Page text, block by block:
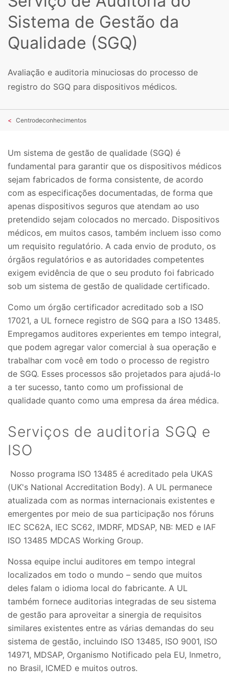
Sistema de Gestão da
Qualidade (SGQ)
Avaliação e auditoria minuciosas do processo de
registro do SGQ para dispositivos médicos.
Centrodeconhecimentos
Um sistema de gestão de qualidade (SGQ) é
fundamental para garantir que os dispositivos médicos
sejam fabricados de forma consistente, de acordo
com as especificações documentadas, de forma que
apenas dispositivos seguros que atendam ao uso
pretendido sejam colocados no mercado. Dispositivos
médicos, em muitos casos, também incluem isso como
um requisito regulatório. A cada envio de produto, os
órgãos regulatórios e as autoridades competentes
exigem evidência de que o seu produto foi fabricado
sob um sistema de gestão de qualidade certificado.
Como um órgão certificador acreditado sob a ISO
17021, a UL fornece registro de SGQ para a ISO 13485.
Empregamos auditores experientes em tempo integral,
que podem agregar valor comercial à sua operação e
trabalhar com você em todo o processo de registro
de SGQ. Esses processos são projetados para ajudá-lo
a ter sucesso, tanto como um profissional de
qualidade quanto como uma empresa da área médica.
Serviços de auditoria SGQ e
ISO
Nosso programa ISO 13485 é acreditado pela UKAS
(UK's National Accreditation Body). A UL permanece
atualizada com as normas internacionais existentes e
emergentes por meio de sua participação nos fóruns
IEC SC62A, IEC SC62, IMDRF, MDSAP, NB: MED e IAF
ISO 13485 MDCAS Working Group.
Nossa equipe inclui auditores em tempo integral
localizados em todo o mundo – sendo que muitos
deles falam o idioma local do fabricante. A UL
também fornece auditorias integradas de seu sistema
de gestão para aproveitar a sinergia de requisitos
similares existentes entre as várias demandas do seu
sistema de gestão, incluindo ISO 13485, ISO 9001, ISO
14971, MDSAP, Organismo Notificado pela EU, Inmetro,
no Brasil, ICMED e muitos outros.